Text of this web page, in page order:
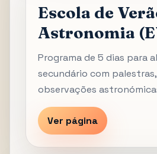
Escola de
Astronomia
Programa de 5 dias para
secundário com
observações
Ver página